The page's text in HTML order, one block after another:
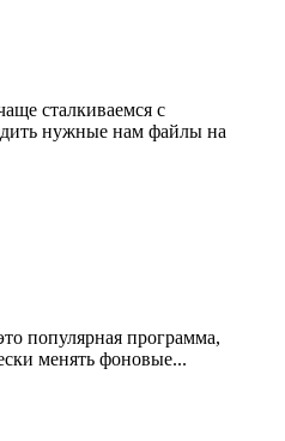
сталкиваемся с
нужные нам файлы на
популярная программа,
менять фоновые...